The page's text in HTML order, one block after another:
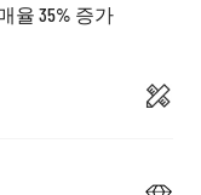
율 35% 증가